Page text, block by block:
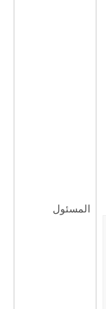
المسئول